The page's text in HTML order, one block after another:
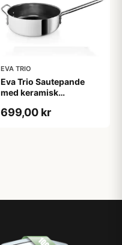
EVA TRIO
Eva Trio Sautepande
med keramisk
699,00 kr